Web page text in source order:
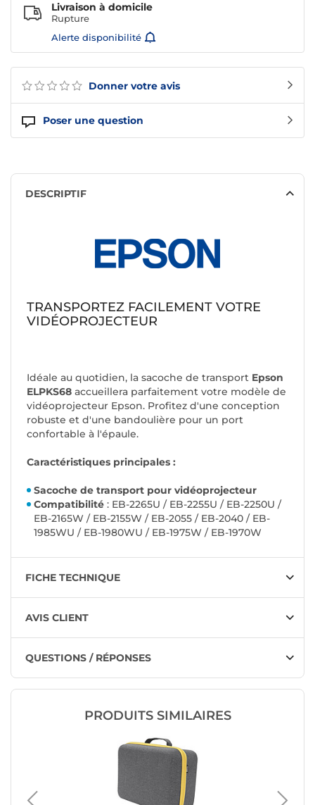
Donner votre avis
Poser une question
Livraison à domicile
Rupture
Alerte disponibilité
DESCRIPTIF
TRANSPORTEZ FACILEMENT VOTRE
VIDÉOPROJECTEUR
Idéale au quotidien, la sacoche de transport Epson
ELPKS68 accueillera parfaitement votre modèle de
vidéoprojecteur Epson. Profitez d'une conception
robuste et d'une bandoulière pour un port
confortable à l'épaule.
Caractéristiques principales :
Sacoche de transport pour vidéoprojecteur
Compatibilité : EB-2265U / EB-2255U / EB-2250U /
EB-2165W / EB-2155W / EB-2055 / EB-2040 / EB-
1985WU / EB-1980WU / EB-1975W / EB-1970W
FICHE TECHNIQUE
AVIS CLIENT
QUESTIONS / RÉPONSES
PRODUITS SIMILAIRES